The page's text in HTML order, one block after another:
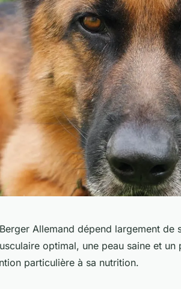
Allemand dépend largement de
optimal, une peau saine et
particulière à sa nutrition.